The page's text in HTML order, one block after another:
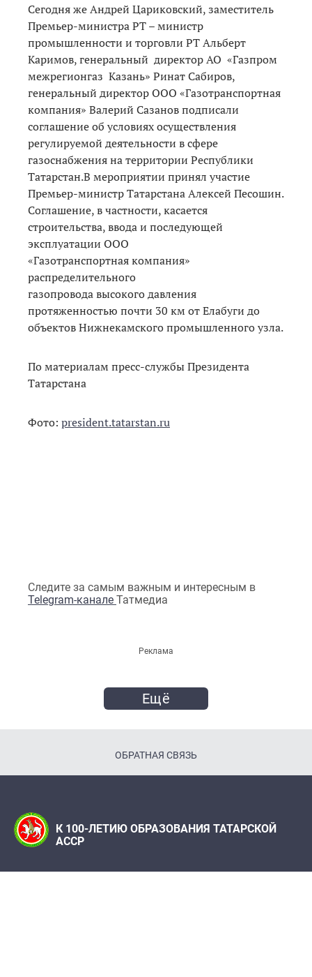
Сегодня же Андрей Цариковский, заместитель
Премьер-министра РТ – министр
промышленности и торговли РТ Альберт
Каримов, генеральный директор АО «Газпром
межрегионгаз Казань» Ринат Сабиров,
генеральный директор ООО «Газотранспортная
компания» Валерий Сазанов подписали
соглашение об условиях осуществления
регулируемой деятельности в сфере
газоснабжения на территории Республики
Татарстан.В мероприятии принял участие
Премьер-министр Татарстана Алексей Песошин.
Соглашение, в частности, касается
строительства, ввода и последующей
эксплуатации ООО
«Газотранспортная компания»
распределительного
газопровода высокого давления
протяженностью почти 30 км от Елабуги до
объектов Нижнекамского промышленного узла.
По материалам пресс-службы Президента
Татарстана
Фото: president.tatarstan.ru
Следите за самым важным и интересным в
Telegram-канале Татмедиа
Реклама
Ещё
ОБРАТНАЯ СВЯЗЬ
К 100-ЛЕТИЮ ОБРАЗОВАНИЯ ТАТАРСКОЙ
АССР